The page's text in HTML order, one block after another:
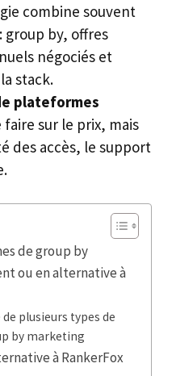
combine souvent
group by, offres
négociés et
stack.
plateformes
faire sur le prix, mais
des accès, le support
de group by
ou en alternative à
plusieurs types de
by marketing
à RankerFox